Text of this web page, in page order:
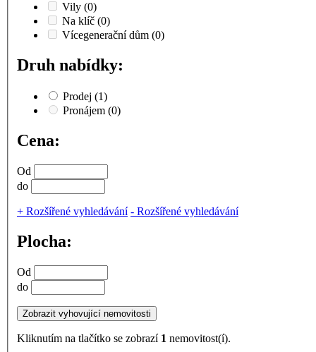
Vily (0)
Na klíč (0)
Vícegenerační dům (0)
Druh nabídky:
Prodej (1)
Pronájem (0)
Cena:
Od
do
+ Rozšířené vyhledávání - Rozšířené vyhledávání
Plocha:
Od
do
Kliknutím na tlačítko se zobrazí 1 nemovitost(í).